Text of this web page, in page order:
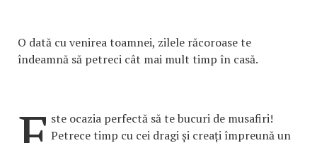
O dată cu venirea toamnei, zilele răcoroase te
îndeamnă să petreci cât mai mult timp în casă.
ste ocazia perfectă să te bucuri de musafiri!
Petrece timp cu cei dragi și creați împreună un